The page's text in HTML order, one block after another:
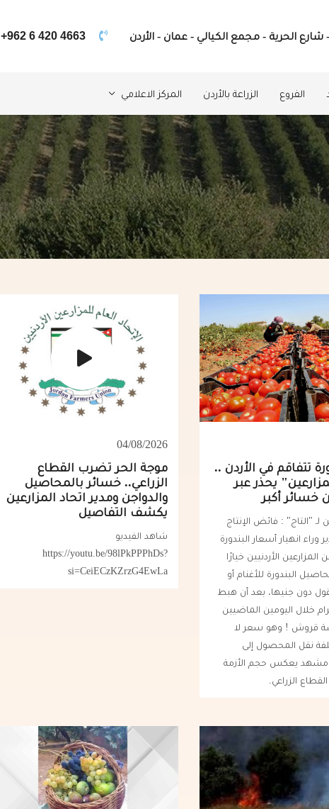
شارع الحرية - مجمع الكيالي - عمان - الأردن +962 6 420 4663
الفروع الزراعة بالأردن المركز الاعلامي
تتفاقم في الأردن ..
يحذر عبر
خسائر أكبر
لـ "التاج" : فائض الإنتاج
وراء انهيار أسعار البندورة
الأردنيين خيارًا
البندورة للأغنام أو
دون جنيها، بعد أن هبط
خلال اليومين الماضيين
قروش ! وهو سعر لا
نقل المحصول إلى
مشهد يعكس حجم الأزمة
الزراعي.
04/08/2026
موجة الحر تضرب القطاع
الزراعي.. خسائر بالمحاصيل
والدواجن ومدير اتحاد المزارعين
يكشف التفاصيل
شاهد الفيديو
https://youtu.be/98lPkPPPhDs?
si=CeiECzKZrzG4EwLa